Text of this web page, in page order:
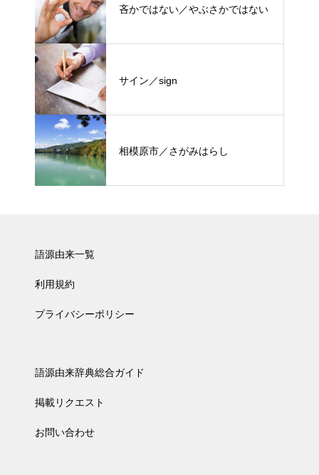
吝かではない／やぶさかではない
サイン／sign
相模原市／さがみはらし
語源由来一覧
利用規約
プライバシーポリシー
語源由来辞典総合ガイド
掲載リクエスト
お問い合わせ